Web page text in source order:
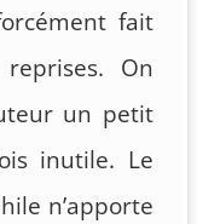
fait
On
un petit
inutile. Le
n’apporte